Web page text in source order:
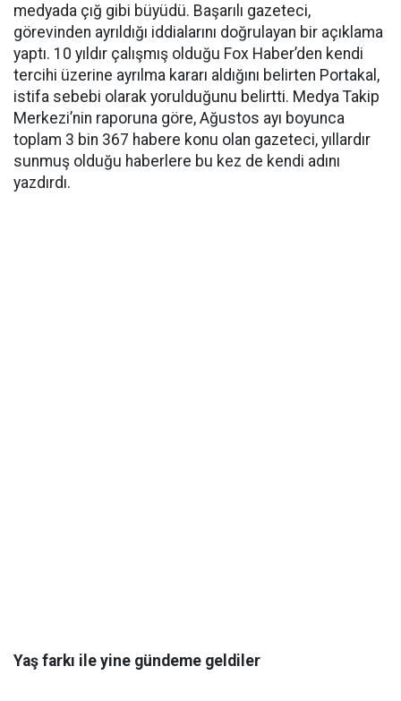
medyada çığ gibi büyüdü. Başarılı gazeteci,
görevinden ayrıldığı iddialarını doğrulayan bir açıklama
yaptı. 10 yıldır çalışmış olduğu Fox Haber’den kendi
tercihi üzerine ayrılma kararı aldığını belirten Portakal,
istifa sebebi olarak yorulduğunu belirtti. Medya Takip
Merkezi’nin raporuna göre, Ağustos ayı boyunca
toplam 3 bin 367 habere konu olan gazeteci, yıllardır
sunmuş olduğu haberlere bu kez de kendi adını
yazdırdı.
Yaş farkı ile yine gündeme geldiler